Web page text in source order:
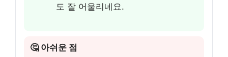
도 잘 어울리네요.
🤔 아쉬운 점